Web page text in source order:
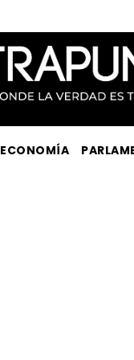
ECONOMÍA